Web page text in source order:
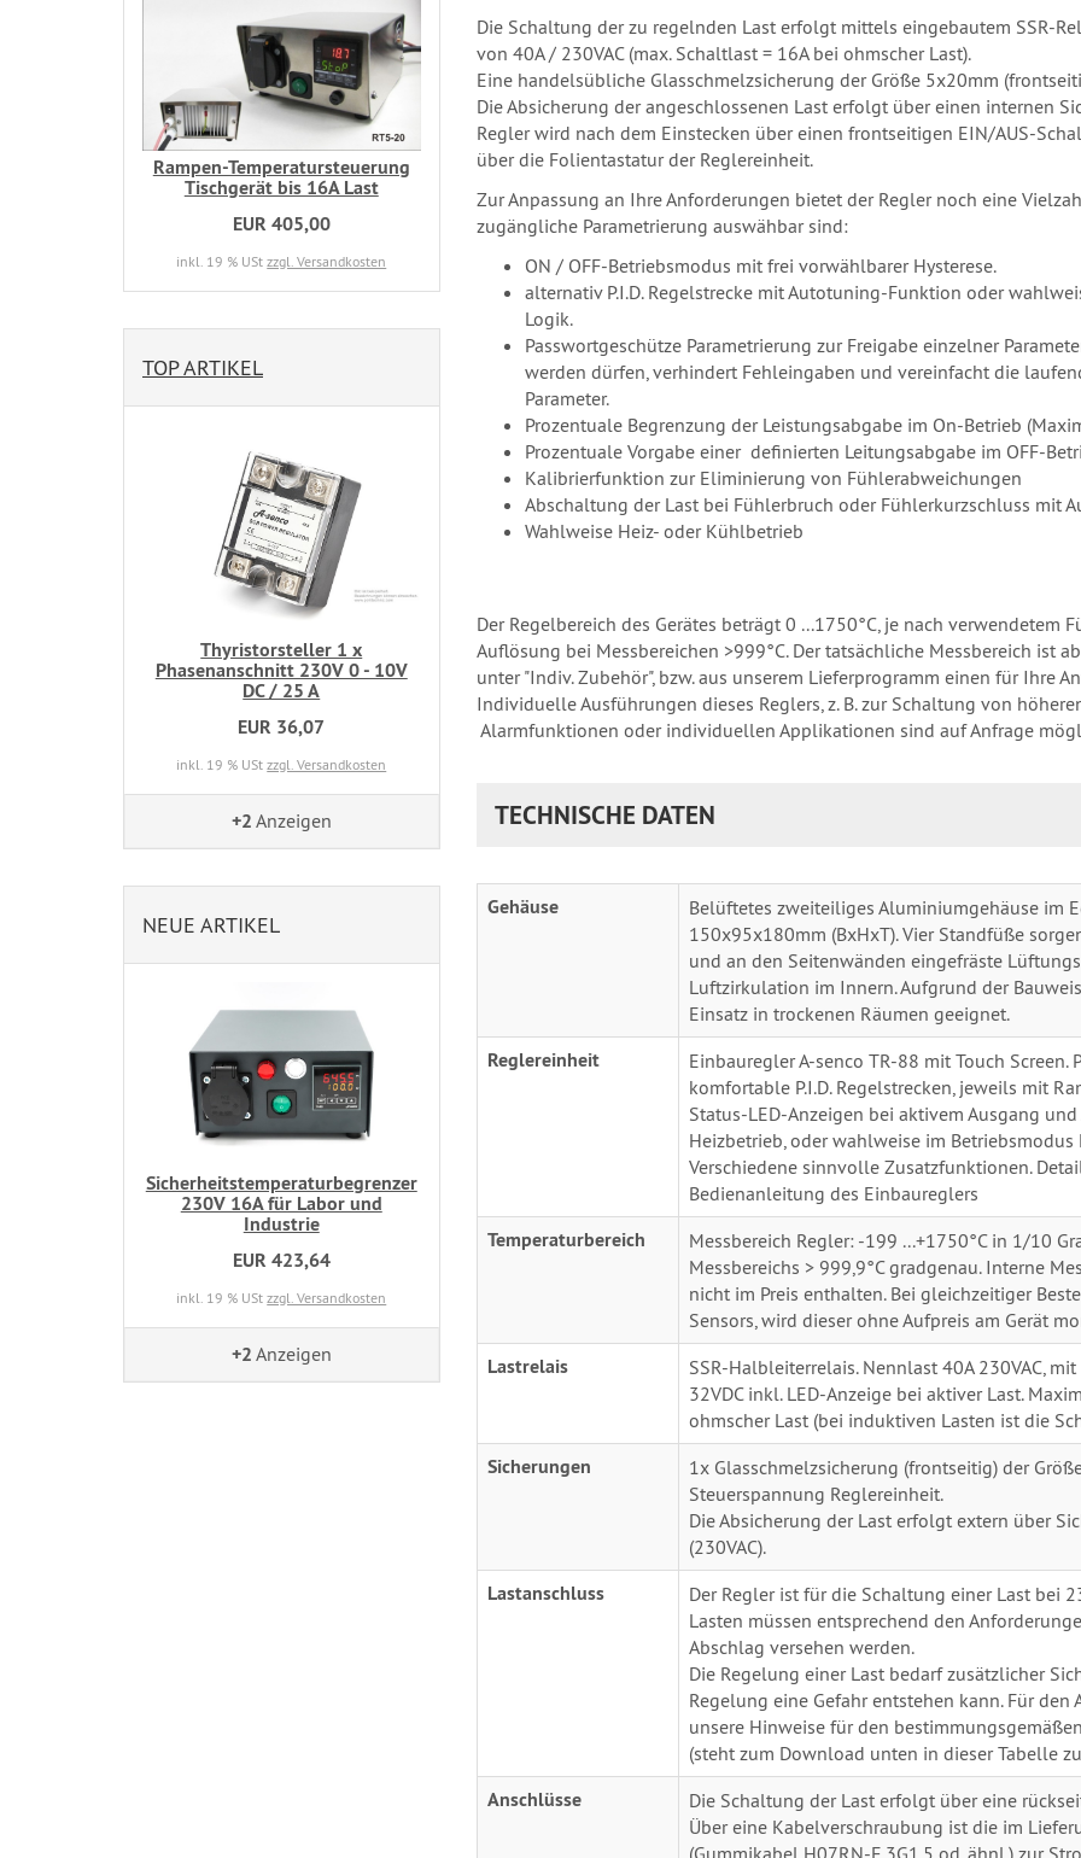
Die Schaltung der zu regelnden Last erfolgt mittels eingebautem SSR-
von 40A / 230VAC (max. Schaltlast = 16A bei ohmscher Last).
Eine handelsübliche Glasschmelzsicherung der Größe 5x20mm
Die Absicherung der angeschlossenen Last erfolgt über einen internen
Regler wird nach dem Einstecken über einen frontseitigen EIN/AUS-
über die Folientastatur der Reglereinheit.
Zur Anpassung an Ihre Anforderungen bietet der Regler noch eine
zugängliche Parametrierung auswähbar sind:
ON / OFF-Betriebsmodus mit frei vorwählbarer Hysterese.
alternativ P.I.D. Regelstrecke mit Autotuning-Funktion oder
Logik.
Passwortgeschütze Parametrierung zur Freigabe einzelner
werden dürfen, verhindert Fehleingaben und vereinfacht die
Parameter.
Prozentuale Begrenzung der Leistungsabgabe im On-Betrieb
Prozentuale Vorgabe einer definierten Leitungsabgabe im OFF-
Kalibrierfunktion zur Eliminierung von Fühlerabweichungen
Abschaltung der Last bei Fühlerbruch oder Fühlerkurzschluss mit
Wahlweise Heiz- oder Kühlbetrieb
Der Regelbereich des Gerätes beträgt 0 ...1750°C, je nach verwendetem
Auflösung bei Messbereichen >999°C. Der tatsächliche Messbereich ist
unter "Indiv. Zubehör", bzw. aus unserem Lieferprogramm einen für Ihre
Individuelle Ausführungen dieses Reglers, z. B. zur Schaltung von
Alarmfunktionen oder individuellen Applikationen sind auf Anfrage
TECHNISCHE DATEN
Gehäuse
Belüftetes zweiteiliges Aluminiumgehäuse im
150x95x180mm (BxHxT). Vier Standfüße
und an den Seitenwänden eingefräste
Luftzirkulation im Innern. Aufgrund der
Einsatz in trockenen Räumen geeignet.
Reglereinheit
Einbauregler A-senco TR-88 mit Touch
komfortable P.I.D. Regelstrecken, jeweils mit
Status-LED-Anzeigen bei aktivem Ausgang
Heizbetrieb, oder wahlweise im
Verschiedene sinnvolle Zusatzfunktionen.
Bedienanleitung des Einbaureglers
Temperaturbereich
Messbereich Regler: -199 ...+1750°C in 1/10
Messbereichs > 999,9°C gradgenau. Interne
nicht im Preis enthalten. Bei gleichzeitiger
Sensors, wird dieser ohne Aufpreis am Gerät
Lastrelais
SSR-Halbleiterrelais. Nennlast 40A 230VAC,
32VDC inkl. LED-Anzeige bei aktiver Last.
ohmscher Last (bei induktiven Lasten ist die
Sicherungen
1x Glasschmelzsicherung (frontseitig) der
Steuerspannung Reglereinheit.
Die Absicherung der Last erfolgt extern über
(230VAC).
Lastanschluss
Der Regler ist für die Schaltung einer Last bei
Lasten müssen entsprechend den
Abschlag versehen werden.
Die Regelung einer Last bedarf zusätzlicher
Regelung eine Gefahr entstehen kann. Für
unsere Hinweise für den
(steht zum Download unten in dieser Tabelle
Anschlüsse
Die Schaltung der Last erfolgt über eine
Über eine Kabelverschraubung ist die im
(Gummikabel H07RN-F 3G1,5 od. ähnl.) zur
Rampen-Temperatursteuerung
Tischgerät bis 16A Last
EUR 405,00
inkl. 19 % UStzzgl. Versandkosten
TOP ARTIKEL
Thyristorsteller 1 x
Phasenanschnitt 230V 0 - 10V
DC / 25 A
EUR 36,07
inkl. 19 % UStzzgl. Versandkosten
+2 Anzeigen
NEUE ARTIKEL
Sicherheitstemperaturbegrenzer
230V 16A für Labor und
Industrie
EUR 423,64
inkl. 19 % UStzzgl. Versandkosten
+2 Anzeigen